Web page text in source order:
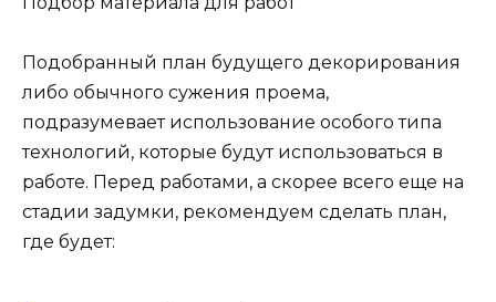
Подобранный план будущего декорирования
либо обычного сужения проема,
подразумевает использование особого типа
технологий, которые будут использоваться в
работе. Перед работами, а скорее всего еще на
стадии задумки, рекомендуем сделать план,
где будет: